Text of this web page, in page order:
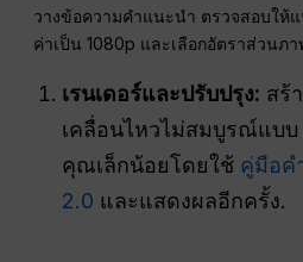
วางข้อความคำแนะนำ ตรวจสอบให้แ
ค่าเป็น 1080p และเลือกอัตราส่วนภา
เรนเดอร์และปรับปรุง: สร้
เคลื่อนไหวไม่สมบูรณ์แบบ
คุณเล็กน้อยโดยใช้ คู่มือค
2.0 และแสดงผลอีกครั้ง.